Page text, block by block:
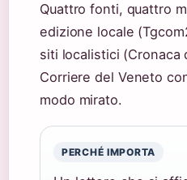
Quattro fonti, quattro
edizione locale
siti localistici (Cronaca
Corriere del Veneto
modo mirato.
PERCHÉ IMPORTA